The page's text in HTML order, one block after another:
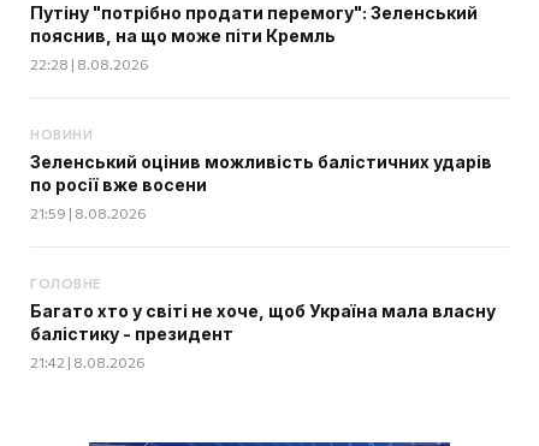
Путіну "потрібно продати перемогу": Зеленський
пояснив, на що може піти Кремль
22:28 | 8.08.2026
НОВИНИ
Зеленський оцінив можливість балістичних ударів
по росії вже восени
21:59 | 8.08.2026
ГОЛОВНЕ
Багато хто у світі не хоче, щоб Україна мала власну
балістику - президент
21:42 | 8.08.2026